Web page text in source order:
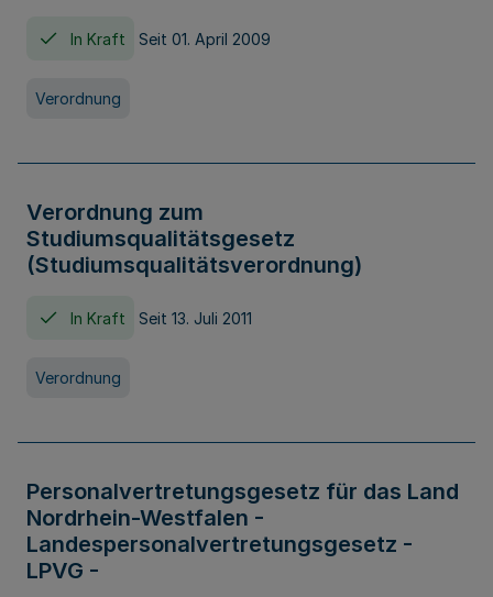
In Kraft Seit 01. April 2009
Verordnung
Verordnung zum
Studiumsqualitätsgesetz
(Studiumsqualitätsverordnung)
In Kraft Seit 13. Juli 2011
Verordnung
Personalvertretungsgesetz für das Land
Nordrhein-Westfalen -
Landespersonalvertretungsgesetz -
LPVG -